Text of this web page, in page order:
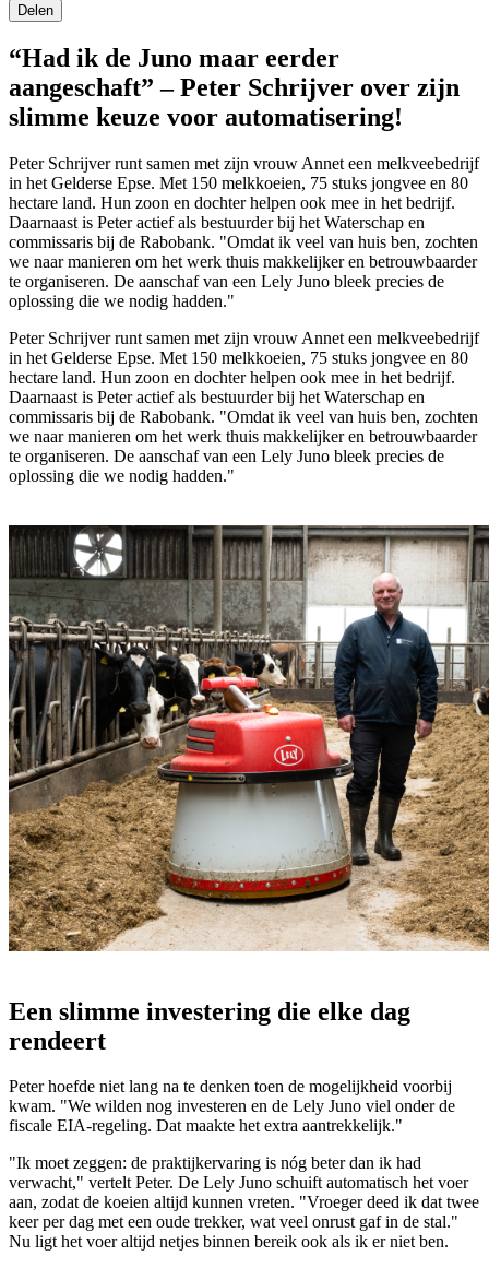
Delen
“Had ik de Juno maar eerder
aangeschaft” – Peter Schrijver over zijn
slimme keuze voor automatisering!
Peter Schrijver runt samen met zijn vrouw Annet een melkveebedrijf
in het Gelderse Epse. Met 150 melkkoeien, 75 stuks jongvee en 80
hectare land. Hun zoon en dochter helpen ook mee in het bedrijf.
Daarnaast is Peter actief als bestuurder bij het Waterschap en
commissaris bij de Rabobank. "Omdat ik veel van huis ben, zochten
we naar manieren om het werk thuis makkelijker en betrouwbaarder
te organiseren. De aanschaf van een Lely Juno bleek precies de
oplossing die we nodig hadden."
Peter Schrijver runt samen met zijn vrouw Annet een melkveebedrijf
in het Gelderse Epse. Met 150 melkkoeien, 75 stuks jongvee en 80
hectare land. Hun zoon en dochter helpen ook mee in het bedrijf.
Daarnaast is Peter actief als bestuurder bij het Waterschap en
commissaris bij de Rabobank. "Omdat ik veel van huis ben, zochten
we naar manieren om het werk thuis makkelijker en betrouwbaarder
te organiseren. De aanschaf van een Lely Juno bleek precies de
oplossing die we nodig hadden."
Een slimme investering die elke dag
rendeert
Peter hoefde niet lang na te denken toen de mogelijkheid voorbij
kwam. "We wilden nog investeren en de Lely Juno viel onder de
fiscale EIA-regeling. Dat maakte het extra aantrekkelijk."
"Ik moet zeggen: de praktijkervaring is nóg beter dan ik had
verwacht," vertelt Peter. De Lely Juno schuift automatisch het voer
aan, zodat de koeien altijd kunnen vreten. "Vroeger deed ik dat twee
keer per dag met een oude trekker, wat veel onrust gaf in de stal."
Nu ligt het voer altijd netjes binnen bereik ook als ik er niet ben.